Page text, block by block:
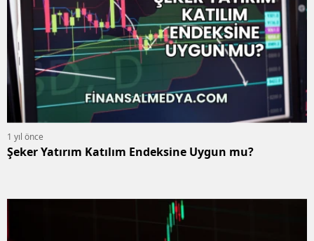
1 yıl önce
Şeker Yatırım Katılım Endeksine Uygun mu?